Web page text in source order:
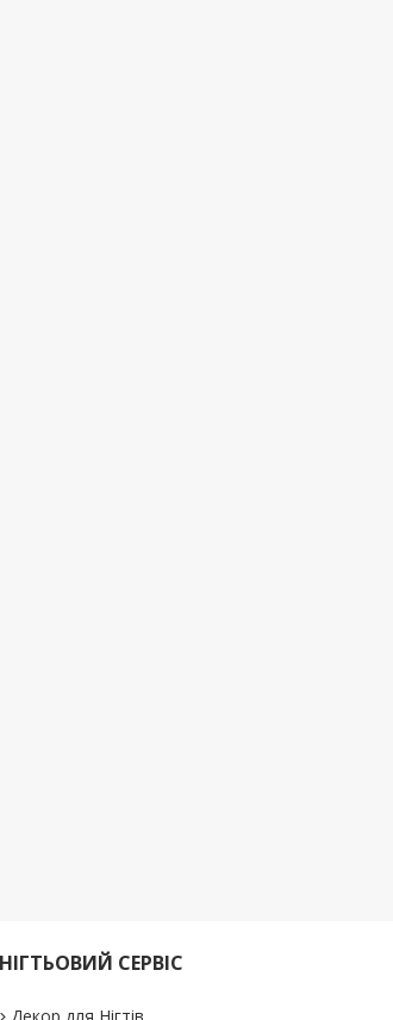
НІГТЬОВИЙ СЕРВІС